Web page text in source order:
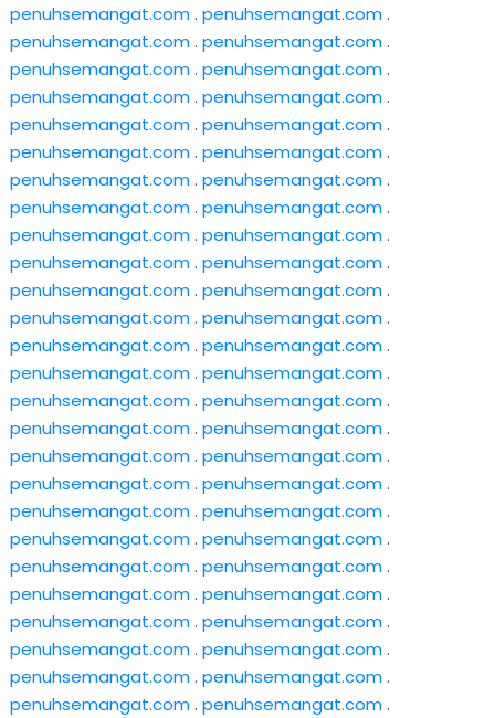
penuhsemangat.com. penuhsemangat.com.
penuhsemangat.com. penuhsemangat.com.
penuhsemangat.com. penuhsemangat.com.
penuhsemangat.com. penuhsemangat.com.
penuhsemangat.com. penuhsemangat.com.
penuhsemangat.com. penuhsemangat.com.
penuhsemangat.com. penuhsemangat.com.
penuhsemangat.com. penuhsemangat.com.
penuhsemangat.com. penuhsemangat.com.
penuhsemangat.com. penuhsemangat.com.
penuhsemangat.com. penuhsemangat.com.
penuhsemangat.com. penuhsemangat.com.
penuhsemangat.com. penuhsemangat.com.
penuhsemangat.com. penuhsemangat.com.
penuhsemangat.com. penuhsemangat.com.
penuhsemangat.com. penuhsemangat.com.
penuhsemangat.com. penuhsemangat.com.
penuhsemangat.com. penuhsemangat.com.
penuhsemangat.com. penuhsemangat.com.
penuhsemangat.com. penuhsemangat.com.
penuhsemangat.com. penuhsemangat.com.
penuhsemangat.com. penuhsemangat.com.
penuhsemangat.com. penuhsemangat.com.
penuhsemangat.com. penuhsemangat.com.
penuhsemangat.com. penuhsemangat.com.
penuhsemangat.com. penuhsemangat.com.